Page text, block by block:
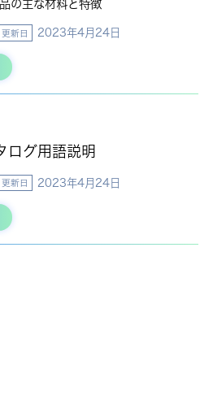
の主な材料と特徴
更新日 2023年4月24日
ログ用語説明
更新日 2023年4月24日